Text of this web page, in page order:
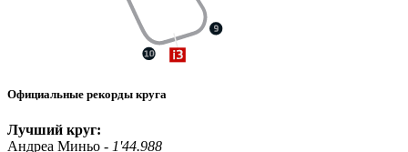
Официальные рекорды круга
Лучший круг:
Андреа Миньо - 1'44.988